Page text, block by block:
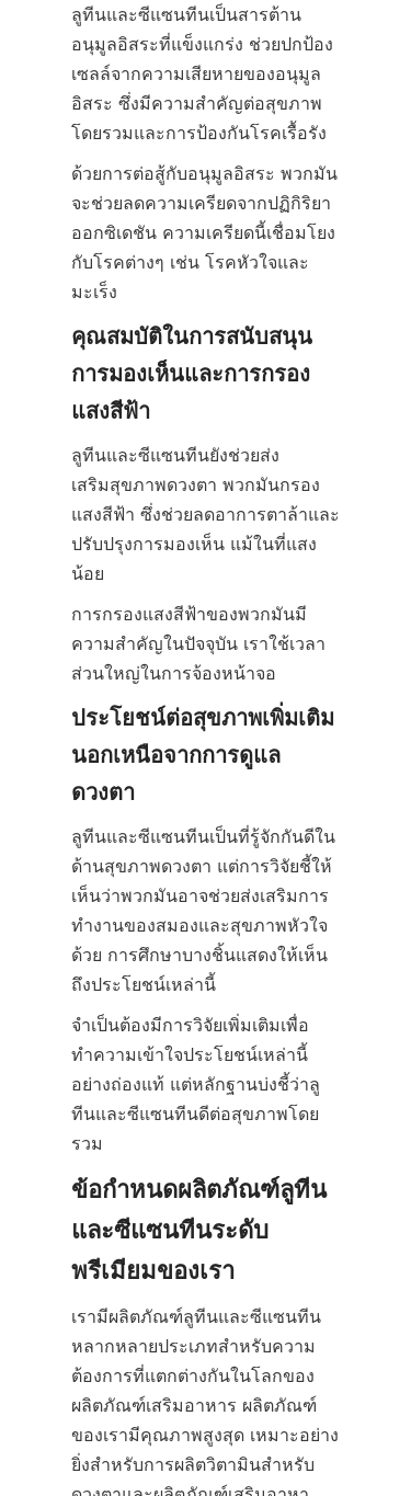
ลูทีนและซีแซนทีนเป็นสารต้าน
อนุมูลอิสระที่แข็งแกร่ง ช่วยปกป้อง
เซลล์จากความเสียหายของอนุมูล
อิสระ ซึ่งมีความสำคัญต่อสุขภาพ
โดยรวมและการป้องกันโรคเรื้อรัง
ด้วยการต่อสู้กับอนุมูลอิสระ พวกมัน
จะช่วยลดความเครียดจากปฏิกิริยา
ออกซิเดชัน ความเครียดนี้เชื่อมโยง
กับโรคต่างๆ เช่น โรคหัวใจและ
มะเร็ง
คุณสมบัติในการสนับสนุน
การมองเห็นและการกรอง
แสงสีฟ้า
ลูทีนและซีแซนทีนยังช่วยส่ง
เสริมสุขภาพดวงตา พวกมันกรอง
แสงสีฟ้า ซึ่งช่วยลดอาการตาล้าและ
ปรับปรุงการมองเห็น แม้ในที่แสง
น้อย
การกรองแสงสีฟ้าของพวกมันมี
ความสำคัญในปัจจุบัน เราใช้เวลา
ส่วนใหญ่ในการจ้องหน้าจอ
ประโยชน์ต่อสุขภาพเพิ่มเติม
นอกเหนือจากการดูแล
ดวงตา
ลูทีนและซีแซนทีนเป็นที่รู้จักกันดีใน
ด้านสุขภาพดวงตา แต่การวิจัยชี้ให้
เห็นว่าพวกมันอาจช่วยส่งเสริมการ
ทำงานของสมองและสุขภาพหัวใจ
ด้วย การศึกษาบางชิ้นแสดงให้เห็น
ถึงประโยชน์เหล่านี้
จำเป็นต้องมีการวิจัยเพิ่มเติมเพื่อ
ทำความเข้าใจประโยชน์เหล่านี้
อย่างถ่องแท้ แต่หลักฐานบ่งชี้ว่าลู
ทีนและซีแซนทีนดีต่อสุขภาพโดย
รวม
ข้อกำหนดผลิตภัณฑ์ลูทีน
และซีแซนทีนระดับ
พรีเมียมของเรา
เรามีผลิตภัณฑ์ลูทีนและซีแซนทีน
หลากหลายประเภทสำหรับความ
ต้องการที่แตกต่างกันในโลกของ
ผลิตภัณฑ์เสริมอาหาร ผลิตภัณฑ์
ของเรามีคุณภาพสูงสุด เหมาะอย่าง
ยิ่งสำหรับการผลิตวิตามินสำหรับ